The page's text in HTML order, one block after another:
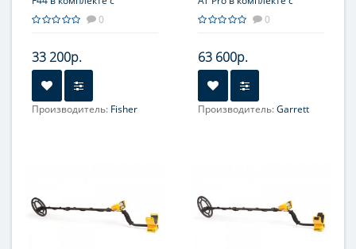
дополнительной
находок
0
33 200р.
Производитель: Fisher
пинпойнтером Pro-Pointer
0
63 600р.
Производитель:Garrett